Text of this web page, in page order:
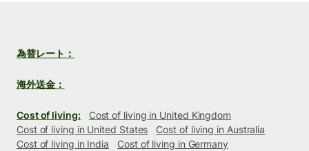
為替レート：
海外送金：
Cost of living:
Cost of living in United Kingdom
Cost of living in United States
Cost of living in Australia
Cost of living in India
Cost of living in Germany